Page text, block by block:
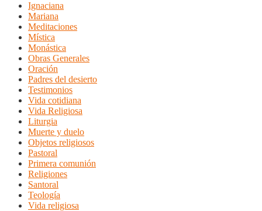
Ignaciana
Mariana
Meditaciones
Mística
Monástica
Obras Generales
Oración
Padres del desierto
Testimonios
Vida cotidiana
Vida Religiosa
Liturgia
Muerte y duelo
Objetos religiosos
Pastoral
Primera comunión
Religiones
Santoral
Teología
Vida religiosa